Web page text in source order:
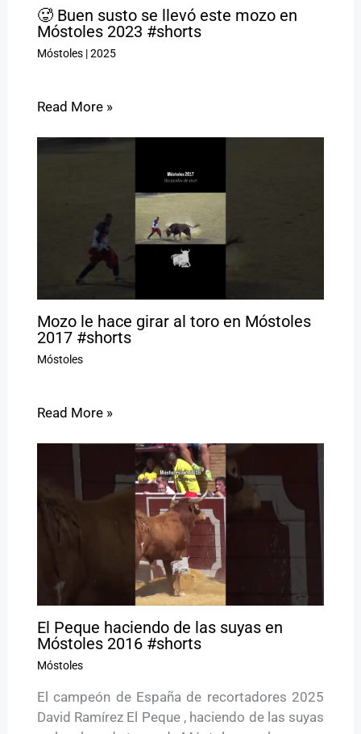
🥵 Buen susto se llevó este mozo en
Móstoles 2023 #shorts
Móstoles|2025
Read More »
Mozo le hace girar al toro en Móstoles
2017 #shorts
Móstoles
Read More »
El Peque haciendo de las suyas en
Móstoles 2016 #shorts
Móstoles
El campeón de España de recortadores 2025
David Ramírez El Peque , haciendo de las suyas